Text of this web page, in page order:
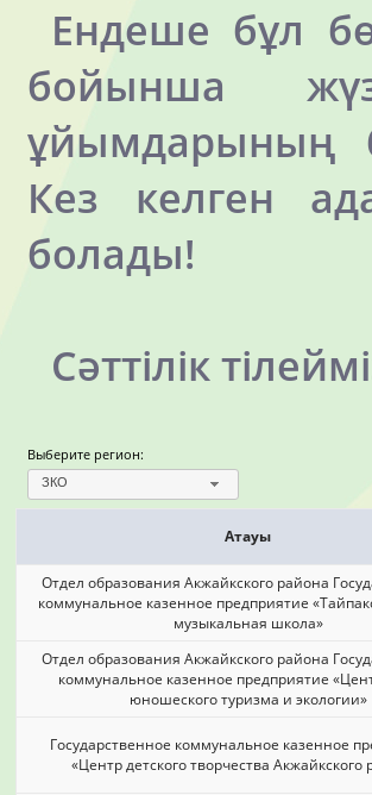
Ендеше бұл
бойынша
ұйымдарының
Кез келген
болады!
Сәттілік
Выберите регион:
ЗКО
Атауы
Отдел образования Акжайкского района
коммунальное казенное предприятие
музыкальная школа»
Отдел образования Акжайкского района
коммунальное казенное предприятие
юношеского туризма и экологии»
Государственное коммунальное казенное
«Центр детского творчества Акжайкского